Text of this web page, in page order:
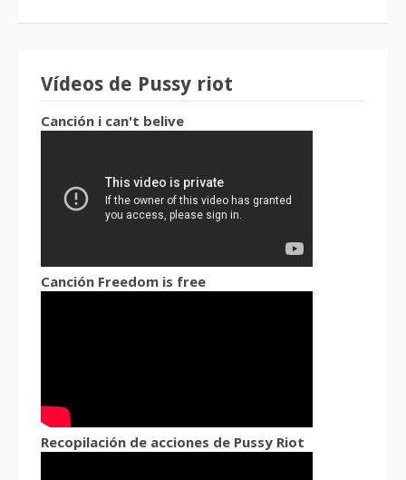
Vídeos de Pussy riot
Canción i can't belive
Canción Freedom is free
Recopilación de acciones de Pussy Riot